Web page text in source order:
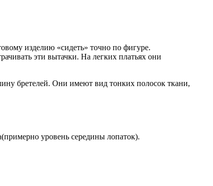
изделию «сидеть» точно по фигуре.
эти вытачки. На легких платьях они
бретелей. Они имеют вид тонких полосок ткани,
уровень середины лопаток).